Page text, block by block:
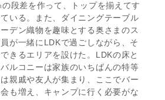
段差を作って、トップを揃えてす
いる。また、ダイニングテーブル
デン織物を趣味とする奥さまのス
が一緒にLDKで過ごしながら、そ
きるエリアを設けた。LDKの床と
ルコニーは家族のいちばんの特等
親戚や友人が集まり、ここでバー
も増え、キャンプに行く必要がな